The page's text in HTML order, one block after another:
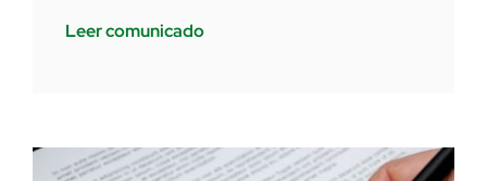
Leer comunicado